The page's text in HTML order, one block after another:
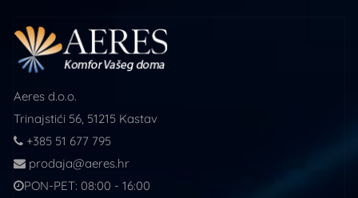
Aeres d.o.o.
Trinajstići 56, 51215 Kastav
+385 51 677 795
prodaja@aeres.hr
PON-PET: 08:00 - 16:00